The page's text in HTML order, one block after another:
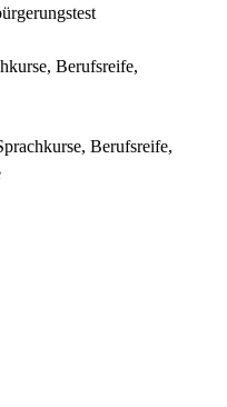
Berufsreife,
Berufsreife,